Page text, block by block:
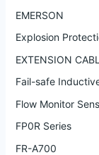
EMERSON
Explosion
EXTENSION
Fail-safe
Flow Monitor
FP0R Series
FR-A700